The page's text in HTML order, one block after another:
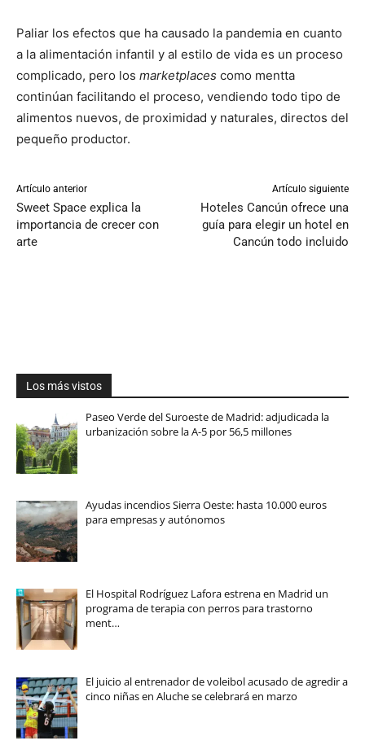
Paliar los efectos que ha causado la pandemia en cuanto
a la alimentación infantil y al estilo de vida es un proceso
complicado, pero los marketplaces como mentta
continúan facilitando el proceso, vendiendo todo tipo de
alimentos nuevos, de proximidad y naturales, directos del
pequeño productor.
Artículo anterior
Sweet Space explica la
importancia de crecer con
arte
Artículo siguiente
Hoteles Cancún ofrece una
guía para elegir un hotel en
Cancún todo incluido
Los más vistos
Paseo Verde del Suroeste de Madrid: adjudicada la
urbanización sobre la A-5 por 56,5 millones
Ayudas incendios Sierra Oeste: hasta 10.000 euros
para empresas y autónomos
El Hospital Rodríguez Lafora estrena en Madrid un
programa de terapia con perros para trastorno
ment…
El juicio al entrenador de voleibol acusado de agredir a
cinco niñas en Aluche se celebrará en marzo